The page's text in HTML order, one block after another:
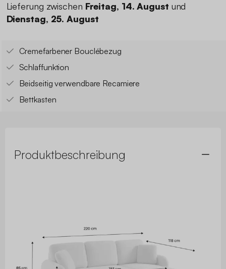
Lieferung zwischen Freitag, 14. August und
Dienstag, 25. August
Cremefarbener Bouclébezug
Schlaffunktion
Beidseitig verwendbare Recamiere
Bettkasten
Produktbeschreibung